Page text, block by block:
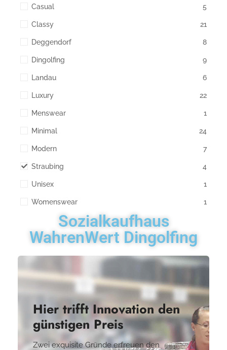
Casual 5
Classy 21
Deggendorf 8
Dingolfing 9
Landau 6
Luxury 22
Menswear 1
Minimal 24
Modern 7
Straubing 4
Unisex 1
Womenswear 1
Sozialkaufhaus
WahrenWert Dingolfing
Hier trifft Innovation den
günstigen Preis
Zwei exquisite Gründe erfreuen den